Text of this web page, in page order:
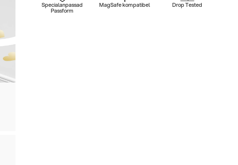
Specialanpassad
Passform
MagSafe kompatibel Drop Tested